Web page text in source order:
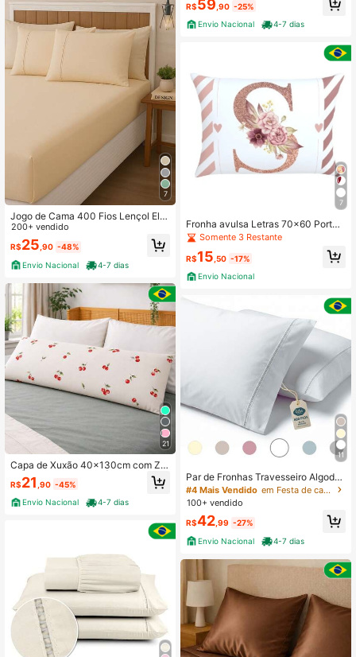
7
Jogo de Cama 400 Fios Lençol Elá
stico Ponto Palito Hotel Solteiro Ca
sal Queen King Premium
200+ vendido
R$25 ,90 -48%
Envio Nacional
4-7 dias
21
Capa de Xuxão 40x130cm com Zíp
er | 180 Fios Algodão | Capa para Tr
avesseiro Corpo Longo Enxoval
R$21 ,90 -45%
Envio Nacional
4-7 dias
R$59 ,90 -25%
Envio Nacional
4-7 dias
7
Fronha avulsa Letras 70x60 Porta t
ravesseiro com zíper A-Z
Somente 3 Restante
R$15 ,50 -17%
Envio Nacional
11
Par de Fronhas Travesseiro Algodã
o Egípcio 600 Fios Com Ponto Palit
o 70cm x 50cm Avulsas Percal Sup
#4 Mais Vendido
em Festa de casamento Conjuntos de lençóis com fro
100+ vendido
R$42,99 -27%
Envio Nacional
4-7 dias